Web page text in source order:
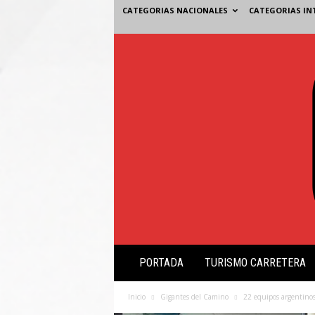
CATEGORIAS NACIONALES CATEGORIAS
s
ó
PORTADA TURISMO CARRETERA
Inicio Gigantes del Camino 22 equipos